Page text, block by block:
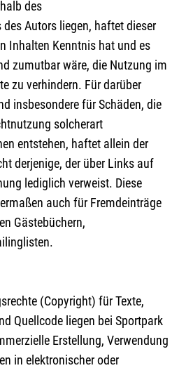
des
Autors liegen, haftet dieser
Inhalten Kenntnis hat und es
zumutbar wäre, die Nutzung im
zu verhindern. Für darüber
insbesondere für Schäden, die
solcherart
entstehen, haftet allein der
derjenige, der über Links auf
lediglich verweist. Diese
auch für Fremdeinträge
Gästebüchern,
(Copyright) für Texte,
Quellcode liegen bei Sportpark
Erstellung, Verwendung
in elektronischer oder